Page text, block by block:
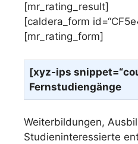
[mr_rating_result]
[caldera_form
[mr_rating_form]
[xyz-ips
Fernstudiengänge
Weiterbildungen,
Studieninteressierte